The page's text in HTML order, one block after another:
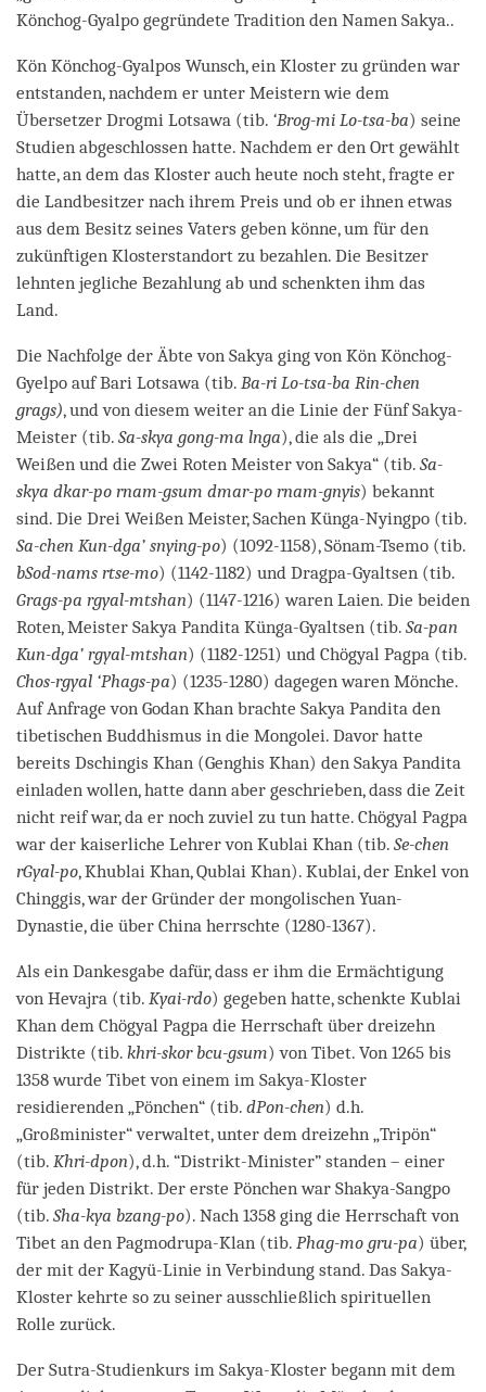
Könchog-Gyalpo gegründete Tradition den Namen Sakya..
Kön Könchog-Gyalpos Wunsch, ein Kloster zu gründen war
entstanden, nachdem er unter Meistern wie dem
Übersetzer Drogmi Lotsawa (tib. ‘Brog-mi Lo-tsa-ba) seine
Studien abgeschlossen hatte. Nachdem er den Ort gewählt
hatte, an dem das Kloster auch heute noch steht, fragte er
die Landbesitzer nach ihrem Preis und ob er ihnen etwas
aus dem Besitz seines Vaters geben könne, um für den
zukünftigen Klosterstandort zu bezahlen. Die Besitzer
lehnten jegliche Bezahlung ab und schenkten ihm das
Land.
Die Nachfolge der Äbte von Sakya ging von Kön Könchog-
Gyelpo auf Bari Lotsawa (tib. Ba-ri Lo-tsa-ba Rin-chen
grags), und von diesem weiter an die Linie der Fünf Sakya-
Meister (tib. Sa-skya gong-ma lnga), die als die „Drei
Weißen und die Zwei Roten Meister von Sakya“ (tib. Sa-
skya dkar-po rnam-gsum dmar-po rnam-gnyis) bekannt
sind. Die Drei Weißen Meister, Sachen Künga-Nyingpo (tib.
Sa-chen Kun-dga’ snying-po) (1092-1158), Sönam-Tsemo (tib.
bSod-nams rtse-mo) (1142-1182) und Dragpa-Gyaltsen (tib.
Grags-pa rgyal-mtshan) (1147-1216) waren Laien. Die beiden
Roten, Meister Sakya Pandita Künga-Gyaltsen (tib. Sa-pan
Kun-dga’ rgyal-mtshan) (1182-1251) und Chögyal Pagpa (tib.
Chos-rgyal ‘Phags-pa) (1235-1280) dagegen waren Mönche.
Auf Anfrage von Godan Khan brachte Sakya Pandita den
tibetischen Buddhismus in die Mongolei. Davor hatte
bereits Dschingis Khan (Genghis Khan) den Sakya Pandita
einladen wollen, hatte dann aber geschrieben, dass die Zeit
nicht reif war, da er noch zuviel zu tun hatte. Chögyal Pagpa
war der kaiserliche Lehrer von Kublai Khan (tib. Se-chen
rGyal-po, Khublai Khan, Qublai Khan). Kublai, der Enkel von
Chinggis, war der Gründer der mongolischen Yuan-
Dynastie, die über China herrschte (1280-1367).
Als ein Dankesgabe dafür, dass er ihm die Ermächtigung
von Hevajra (tib. Kyai-rdo) gegeben hatte, schenkte Kublai
Khan dem Chögyal Pagpa die Herrschaft über dreizehn
Distrikte (tib. khri-skor bcu-gsum) von Tibet. Von 1265 bis
1358 wurde Tibet von einem im Sakya-Kloster
residierenden „Pönchen“ (tib. dPon-chen) d.h.
„Großminister“ verwaltet, unter dem dreizehn „Tripön“
(tib. Khri-dpon), d.h. “Distrikt-Minister” standen – einer
für jeden Distrikt. Der erste Pönchen war Shakya-Sang­po
(tib. Sha-kya bzang-po). Nach 1358 ging die Herrschaft von
Tibet an den Pagmodrupa-Klan (tib. Phag-mo gru-pa) über,
der mit der Kagyü-Linie in Verbindung stand. Das Sakya-
Kloster kehrte so zu seiner ausschließlich spirituellen
Rolle zurück.
Der Sutra-Studienkurs im Sakya-Kloster begann mit dem